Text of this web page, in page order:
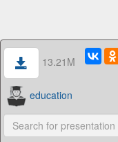
13.21M
education